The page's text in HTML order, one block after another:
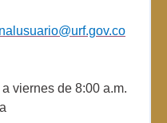
viernes de 8:00 a.m.